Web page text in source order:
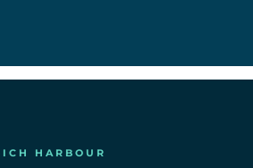
HARBOUR